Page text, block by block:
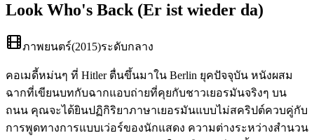
Look Who's Back (Er ist wieder da)
ภาพยนตร์(2015)ระดับกลาง
คอเมดี้หม่นๆ ที่ Hitler ตื่นขึ้นมาใน Berlin ยุคปัจจุบัน หนังผสม
ฉากที่เขียนบทกับฉากแอบถ่ายที่คุยกับชาวเยอรมันจริงๆ บน
ถนน คุณจะได้ยินปฏิกิริยาภาษาเยอรมันแบบไม่สคริปต์ควบคู่กับ
การพูดทางการแบบเว่อร์ของนักแสดง ความต่างระหว่างสำนวน